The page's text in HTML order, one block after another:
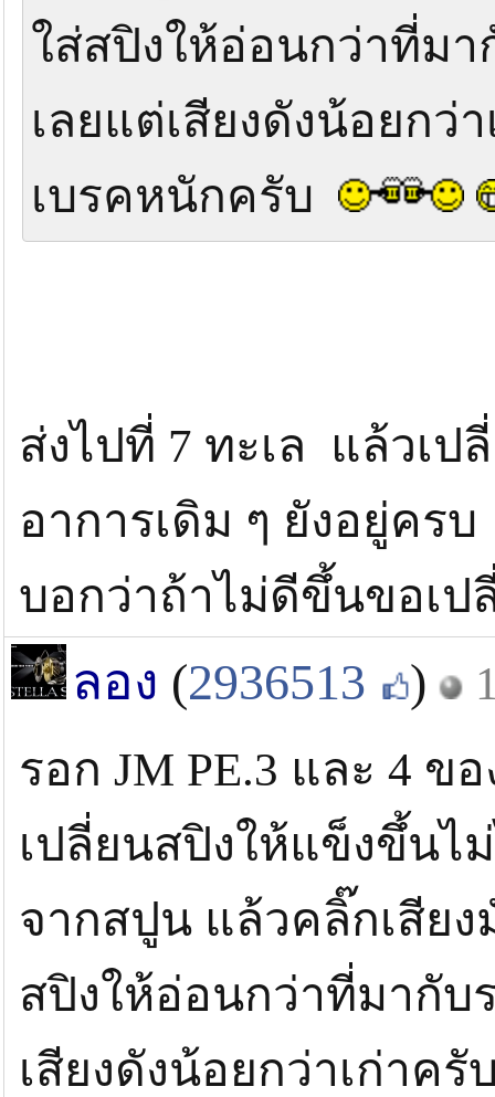
ใส่สปิงให้อ่อนกว่าที่ม
เลยแต่เสียงดังน้อยกว่
เบรคหนักครับ
ส่งไปที่ 7 ทะเล แล้วเ
อาการเดิม ๆ ยังอยู่คร
บอกว่าถ้าไม่ดีขึ้นขอเ
ลอง (2936513 )
รอก JM PE.3 และ 4
เปลี่ยนสปิงให้แข็งขึ้นไ
จากสปูน แล้วคลิ๊กเสีย
สปิงให้อ่อนกว่าที่มากับ
เสียงดังน้อยกว่าเก่าค